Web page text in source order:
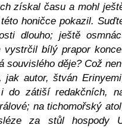
získal času a mohl
honičce pokazil.
dlouho; ještě
bílý prapor
souvislého děje? Což
autor, štván
do zátiší redakčních,
na tichomořský
za stůl hospody